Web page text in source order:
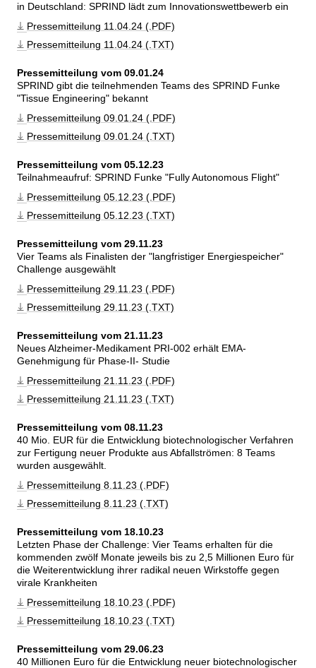
in Deutschland: SPRIND lädt zum Innovationswettbewerb ein
Pressemitteilung 11.04.24 (.PDF)
Pressemitteilung 11.04.24 (.TXT)
Pressemitteilung vom 09.01.24
Tissue Engineering
bekannt
Pressemitteilung 09.01.24 (.PDF)
Pressemitteilung 09.01.24 (.TXT)
Pressemitteilung vom 05.12.23
Teilnahmeaufruf: SPRIND Funke
Fully Autonomous Flight
Pressemitteilung 05.12.23 (.PDF)
Pressemitteilung 05.12.23 (.TXT)
Pressemitteilung vom 29.11.23
Vier Teams als Finalisten der
langfristiger Energiespeicher
Challenge ausgewählt
Pressemitteilung 29.11.23 (.PDF)
Pressemitteilung 29.11.23 (.TXT)
Pressemitteilung vom 21.11.23
Neues Alzheimer-Medikament PRI-002 erhält EMA-
Genehmigung für Phase-II- Studie
Pressemitteilung 21.11.23 (.PDF)
Pressemitteilung 21.11.23 (.TXT)
Pressemitteilung vom 08.11.23
40 Mio. EUR für die Entwicklung biotechnologischer Verfahren
zur Fertigung neuer Produkte aus Abfallströmen: 8 Teams
wurden ausgewählt.
Pressemitteilung 8.11.23 (.PDF)
Pressemitteilung 8.11.23 (.TXT)
Pressemitteilung vom 18.10.23
Letzten Phase der Challenge: Vier Teams erhalten für die
kommenden zwölf Monate jeweils bis zu 2,5 Millionen Euro für
die Weiterentwicklung ihrer radikal neuen Wirkstoffe gegen
virale Krankheiten
Pressemitteilung 18.10.23 (.PDF)
Pressemitteilung 18.10.23 (.TXT)
Pressemitteilung vom 29.06.23
40 Millionen Euro für die Entwicklung neuer biotechnologischer